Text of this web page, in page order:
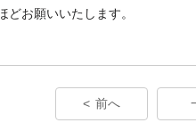
お願いいたします。
前へ